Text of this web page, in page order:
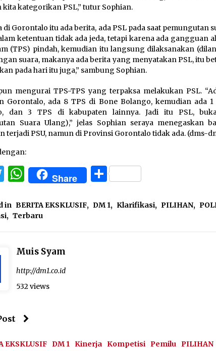
kita kategorikan PSL,” tutur Sophian.
di Gorontalo itu ada berita, ada PSL pada saat pemungutan
ketentuan tidak ada jeda, tetapi karena ada gangguan
(TPS) pindah, kemudian itu langsung dilaksanakan
suara, makanya ada berita yang menyatakan PSL, itu
pada hari itu juga,” sambung Sophian.
mengurai TPS-TPS yang terpaksa melakukan PSL.
Gorontalo, ada 8 TPS di Bone Bolango, kemudian ada
dan 3 TPS di kabupaten lainnya. Jadi itu PSL,
Suara Ulang),” jelas Sophian seraya menegaskan
terjadi PSU, namun di Provinsi Gorontalo tidak ada. (dms-
Twitter
WhatsApp
Share Share
in BERITA EKSKLUSIF, DM 1, Klarifikasi, PILIHAN,
, Terbaru
Muis Syam
http://dm1.co.id
532 views
EKSKLUSIF DM 1 Kinerja Kompetisi Pemilu PILIHAN